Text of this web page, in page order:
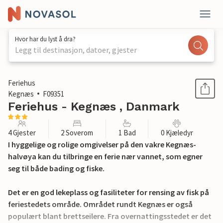
Hvor har du lyst å dra?
Legg til destinasjon, datoer, gjester
1 / 12
Feriehus
Kegnæs
F09351
Feriehus - Kegnæs , Danmark
4 Gjester 2 Soverom 1 Bad 0 Kjæledyr
I hyggelige og rolige omgivelser på den vakre Kegnæs-
halvøya kan du tilbringe en ferie nær vannet, som egner
seg til både bading og fiske.
Det er en god lekeplass og fasiliteter for rensing av fisk på
feriestedets område. Området rundt Kegnæs er også
populært blant brettseilere. Fra overnattingsstedet er det